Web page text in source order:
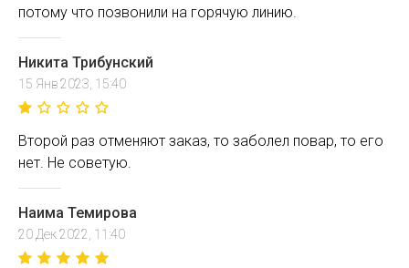
потому что позвонили на горячую линию.
Никита Трибунский
15 Янв 2023, 15:40
Второй раз отменяют заказ, то заболел повар, то его
нет. Не советую.
Наима Темирова
20 Дек 2022, 11:40